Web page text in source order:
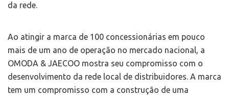
da rede.
Ao atingir a marca de 100 concessionárias em pouco
mais de um ano de operação no mercado nacional, a
OMODA & JAECOO mostra seu compromisso com o
desenvolvimento da rede local de distribuidores. A marca
tem um compromisso com a construção de uma